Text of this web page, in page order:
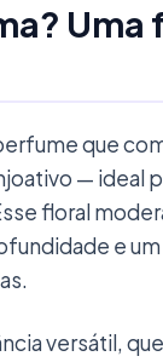
que
— ideal
floral
e
versátil,